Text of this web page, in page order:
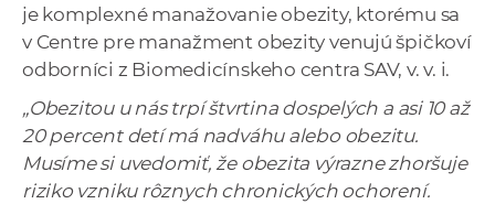
A
V
je komplexné manažovanie obezity, ktorému sa
v Centre pre manažment obezity venujú špičkoví
odborníci z Biomedicínskeho centra SAV, v. v. i.
„Obezitou u nás trpí štvrtina dospelých a asi 10 až
20 percent detí má nadváhu alebo obezitu.
Musíme si uvedomiť, že obezita výrazne zhoršuje
riziko vzniku rôznych chronických ochorení.